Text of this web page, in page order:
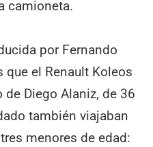
camioneta.
por Fernando
que el Renault Koleos
Diego Alaniz, de 36
también viajaban
menores de edad: